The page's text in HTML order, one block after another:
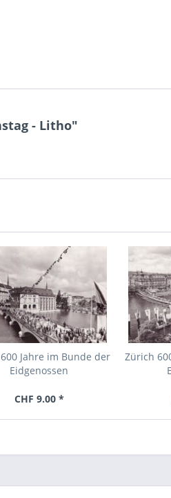
- Litho"
Jahre im Bunde der
Eidgenossen
CHF 9.00 *
Zürich